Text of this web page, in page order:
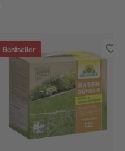
Bestseller